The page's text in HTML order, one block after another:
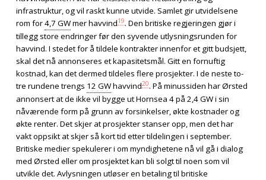
infrastruktur, og vil raskt kunne utvide. Samlet gir utvidelsene
rom for4,7 GWmer havvind19. Den britiske regjeringen gjør i
tillegg store endringer før den syvende utlysningsrunden for
havvind. I stedet for å tildele kontrakter innenfor et gitt budsjett,
skal det nå annonseres et kapasitetsmål. Gitt en fornuftig
kostnad, kan det dermed tildeles flere prosjekter. I de neste to-
tre rundene trengs 12 GWhavvind20. På minussiden har Ørsted
annonsert at de ikke vil bygge ut Hornsea 4 på 2,4 GW i sin
nåværende form på grunn av forsinkelser, økte kostnader og
økte renter. Det skjer at prosjekter stanser opp, men det har
vakt oppsikt at skjer så kort tid etter tildelingen i september.
Britiske medier spekulerer i om myndighetene nå vil gå i dialog
med Ørsted eller om prosjektet kan bli solgt til noen som vil
utvikle det. Avlysningen utløser en betaling til britiske